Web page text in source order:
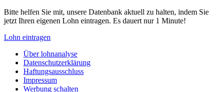
Bitte helfen Sie mit, unsere Datenbank aktuell zu halten, indem Sie
jetzt Ihren eigenen Lohn eintragen. Es dauert nur 1 Minute!
Lohn eintragen
Über lohnanalyse
Datenschutzerklärung
Haftungsausschluss
Impressum
Werbung schalten